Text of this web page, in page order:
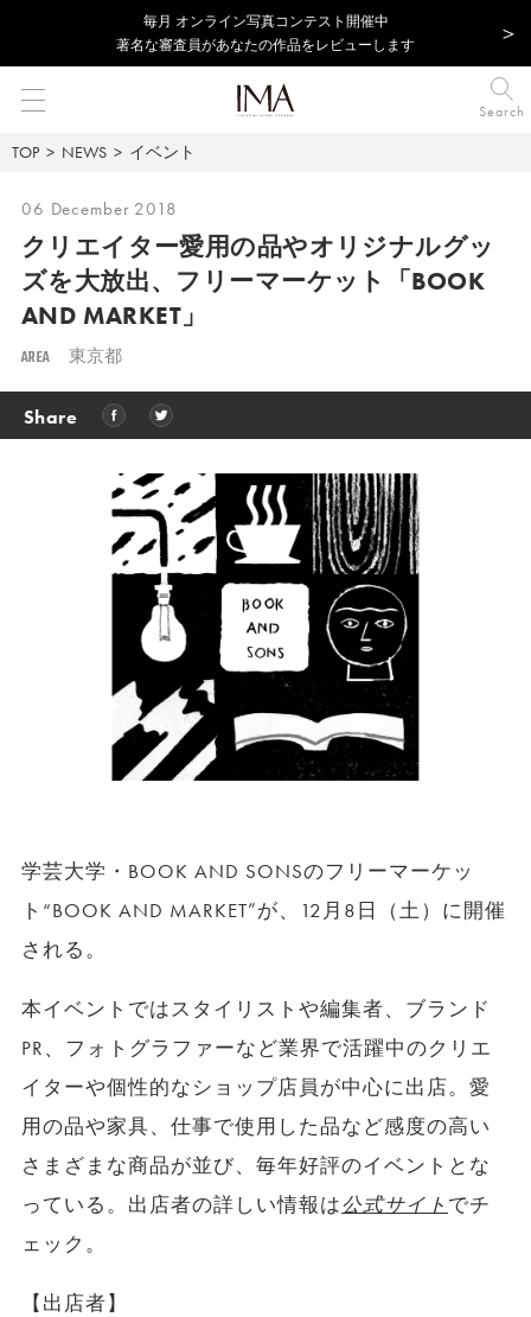
毎⽉ オンライン写真コンテスト開催中
著名な審査員があなたの作品をレビューします
Search
TOP NEWS イベント
06 December 2018
クリエイター愛用の品やオリジナルグッ
ズを大放出、 フリーマーケット「BOOK
AND MARKET」
AREA 東京都
Share
学芸大学・BOOK AND SONSのフリーマーケッ
ト“BOOK AND MARKET”が、12月8日（土）に開催
される。
本イベントではスタイリストや編集者、ブランド
PR、フォトグラファーなど業界で活躍中のクリエ
イターや個性的なショップ店員が中心に出店。愛
用の品や家具、仕事で使用した品など感度の高い
さまざまな商品が並び、毎年好評のイベントとな
っている。出店者の詳しい情報は公式サイト でチ
ェック。
【出店者】